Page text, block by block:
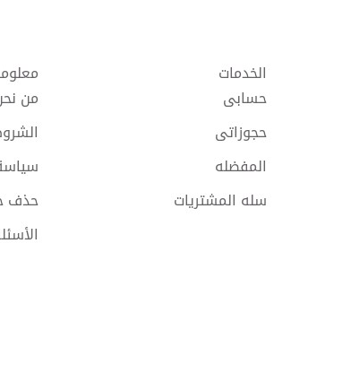
الخدمات
حسابى
حجوزاتى
المفضله
سله المشتريات
من
حذف